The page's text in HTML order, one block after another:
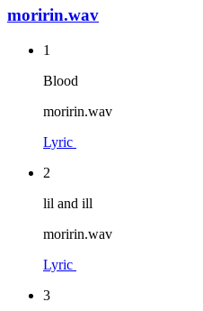
moririn.wav
1
Blood
moririn.wav
Lyric
2
lil and ill
moririn.wav
Lyric
3